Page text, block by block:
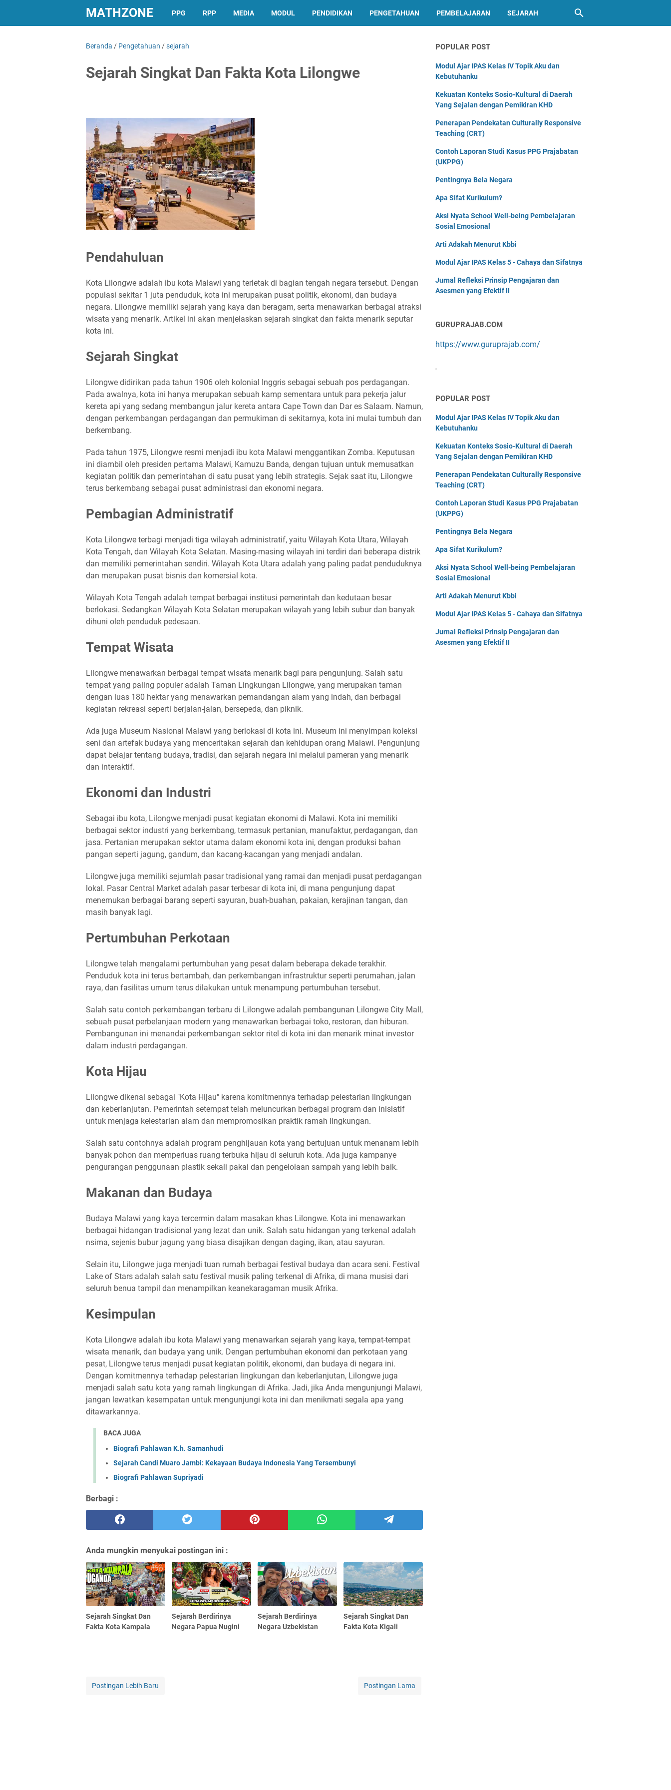
MATHZONE PPG RPP MEDIA MODUL PENDIDIKAN PENGETAHUAN PEMBELAJARAN SEJARAH
Beranda / Pengetahuan /sejarah
Sejarah Singkat Dan Fakta Kota Lilongwe
Pendahuluan
Kota Lilongwe adalah ibu kota Malawi yang terletak di bagian tengah negara tersebut. Dengan
populasi sekitar 1 juta penduduk, kota ini merupakan pusat politik, ekonomi, dan budaya
negara. Lilongwe memiliki sejarah yang kaya dan beragam, serta menawarkan berbagai atraksi
wisata yang menarik. Artikel ini akan menjelaskan sejarah singkat dan fakta menarik seputar
kota ini.
Sejarah Singkat
Lilongwe didirikan pada tahun 1906 oleh kolonial Inggris sebagai sebuah pos perdagangan.
Pada awalnya, kota ini hanya merupakan sebuah kamp sementara untuk para pekerja jalur
kereta api yang sedang membangun jalur kereta antara Cape Town dan Dar es Salaam. Namun,
dengan perkembangan perdagangan dan permukiman di sekitarnya, kota ini mulai tumbuh dan
berkembang.
Pada tahun 1975, Lilongwe resmi menjadi ibu kota Malawi menggantikan Zomba. Keputusan
ini diambil oleh presiden pertama Malawi, Kamuzu Banda, dengan tujuan untuk memusatkan
kegiatan politik dan pemerintahan di satu pusat yang lebih strategis. Sejak saat itu, Lilongwe
terus berkembang sebagai pusat administrasi dan ekonomi negara.
Pembagian Administratif
Kota Lilongwe terbagi menjadi tiga wilayah administratif, yaitu Wilayah Kota Utara, Wilayah
Kota Tengah, dan Wilayah Kota Selatan. Masing-masing wilayah ini terdiri dari beberapa distrik
dan memiliki pemerintahan sendiri. Wilayah Kota Utara adalah yang paling padat penduduknya
dan merupakan pusat bisnis dan komersial kota.
Wilayah Kota Tengah adalah tempat berbagai institusi pemerintah dan kedutaan besar
berlokasi. Sedangkan Wilayah Kota Selatan merupakan wilayah yang lebih subur dan banyak
dihuni oleh penduduk pedesaan.
Tempat Wisata
Lilongwe menawarkan berbagai tempat wisata menarik bagi para pengunjung. Salah satu
tempat yang paling populer adalah Taman Lingkungan Lilongwe, yang merupakan taman
dengan luas 180 hektar yang menawarkan pemandangan alam yang indah, dan berbagai
kegiatan rekreasi seperti berjalan-jalan, bersepeda, dan piknik.
Ada juga Museum Nasional Malawi yang berlokasi di kota ini. Museum ini menyimpan koleksi
seni dan artefak budaya yang menceritakan sejarah dan kehidupan orang Malawi. Pengunjung
dapat belajar tentang budaya, tradisi, dan sejarah negara ini melalui pameran yang menarik
dan interaktif.
Ekonomi dan Industri
Sebagai ibu kota, Lilongwe menjadi pusat kegiatan ekonomi di Malawi. Kota ini memiliki
berbagai sektor industri yang berkembang, termasuk pertanian, manufaktur, perdagangan, dan
jasa. Pertanian merupakan sektor utama dalam ekonomi kota ini, dengan produksi bahan
pangan seperti jagung, gandum, dan kacang-kacangan yang menjadi andalan.
Lilongwe juga memiliki sejumlah pasar tradisional yang ramai dan menjadi pusat perdagangan
lokal. Pasar Central Market adalah pasar terbesar di kota ini, di mana pengunjung dapat
menemukan berbagai barang seperti sayuran, buah-buahan, pakaian, kerajinan tangan, dan
masih banyak lagi.
Pertumbuhan Perkotaan
Lilongwe telah mengalami pertumbuhan yang pesat dalam beberapa dekade terakhir.
Penduduk kota ini terus bertambah, dan perkembangan infrastruktur seperti perumahan, jalan
raya, dan fasilitas umum terus dilakukan untuk menampung pertumbuhan tersebut.
Salah satu contoh perkembangan terbaru di Lilongwe adalah pembangunan Lilongwe City Mall,
sebuah pusat perbelanjaan modern yang menawarkan berbagai toko, restoran, dan hiburan.
Pembangunan ini menandai perkembangan sektor ritel di kota ini dan menarik minat investor
dalam industri perdagangan.
Kota Hijau
Lilongwe dikenal sebagai "Kota Hijau" karena komitmennya terhadap pelestarian lingkungan
dan keberlanjutan. Pemerintah setempat telah meluncurkan berbagai program dan inisiatif
untuk menjaga kelestarian alam dan mempromosikan praktik ramah lingkungan.
Salah satu contohnya adalah program penghijauan kota yang bertujuan untuk menanam lebih
banyak pohon dan memperluas ruang terbuka hijau di seluruh kota. Ada juga kampanye
pengurangan penggunaan plastik sekali pakai dan pengelolaan sampah yang lebih baik.
Makanan dan Budaya
Budaya Malawi yang kaya tercermin dalam masakan khas Lilongwe. Kota ini menawarkan
berbagai hidangan tradisional yang lezat dan unik. Salah satu hidangan yang terkenal adalah
nsima, sejenis bubur jagung yang biasa disajikan dengan daging, ikan, atau sayuran.
Selain itu, Lilongwe juga menjadi tuan rumah berbagai festival budaya dan acara seni. Festival
Lake of Stars adalah salah satu festival musik paling terkenal di Afrika, di mana musisi dari
seluruh benua tampil dan menampilkan keanekaragaman musik Afrika.
Kesimpulan
Kota Lilongwe adalah ibu kota Malawi yang menawarkan sejarah yang kaya, tempat-tempat
wisata menarik, dan budaya yang unik. Dengan pertumbuhan ekonomi dan perkotaan yang
pesat, Lilongwe terus menjadi pusat kegiatan politik, ekonomi, dan budaya di negara ini.
Dengan komitmennya terhadap pelestarian lingkungan dan keberlanjutan, Lilongwe juga
menjadi salah satu kota yang ramah lingkungan di Afrika. Jadi, jika Anda mengunjungi Malawi,
jangan lewatkan kesempatan untuk mengunjungi kota ini dan menikmati segala apa yang
ditawarkannya.
BACA JUGA
Biografi Pahlawan K.h. Samanhudi
Sejarah Candi Muaro Jambi: Kekayaan Budaya Indonesia Yang Tersembunyi
Biografi Pahlawan Supriyadi
Berbagi :
Anda mungkin menyukai postingan ini :
Sejarah Singkat Dan
Fakta Kota Kampala
Sejarah Berdirinya
Negara Papua Nugini
Sejarah Berdirinya
Negara Uzbekistan
Sejarah Singkat Dan
Fakta Kota Kigali
Postingan Lebih Baru Postingan Lama
POPULAR POST
Modul Ajar IPAS Kelas IV Topik Aku dan
Kebutuhanku
Kekuatan Konteks Sosio-Kultural di Daerah
Yang Sejalan dengan Pemikiran KHD
Penerapan Pendekatan Culturally Responsive
Teaching (CRT)
Contoh Laporan Studi Kasus PPG Prajabatan
(UKPPG)
Pentingnya Bela Negara
Apa Sifat Kurikulum?
Aksi Nyata School Well-being Pembelajaran
Sosial Emosional
Arti Adakah Menurut Kbbi
Modul Ajar IPAS Kelas 5 - Cahaya dan Sifatnya
Jurnal Refleksi Prinsip Pengajaran dan
Asesmen yang Efektif II
GURUPRAJAB.COM
https://www.guruprajab.com/
'
POPULAR POST
Modul Ajar IPAS Kelas IV Topik Aku dan
Kebutuhanku
Kekuatan Konteks Sosio-Kultural di Daerah
Yang Sejalan dengan Pemikiran KHD
Penerapan Pendekatan Culturally Responsive
Teaching (CRT)
Contoh Laporan Studi Kasus PPG Prajabatan
(UKPPG)
Pentingnya Bela Negara
Apa Sifat Kurikulum?
Aksi Nyata School Well-being Pembelajaran
Sosial Emosional
Arti Adakah Menurut Kbbi
Modul Ajar IPAS Kelas 5 - Cahaya dan Sifatnya
Jurnal Refleksi Prinsip Pengajaran dan
Asesmen yang Efektif II